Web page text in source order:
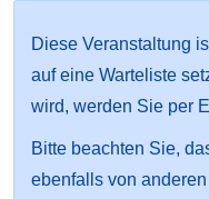
Diese Veranstaltung
auf eine Warteliste
wird, werden Sie per
Bitte beachten Sie,
ebenfalls von